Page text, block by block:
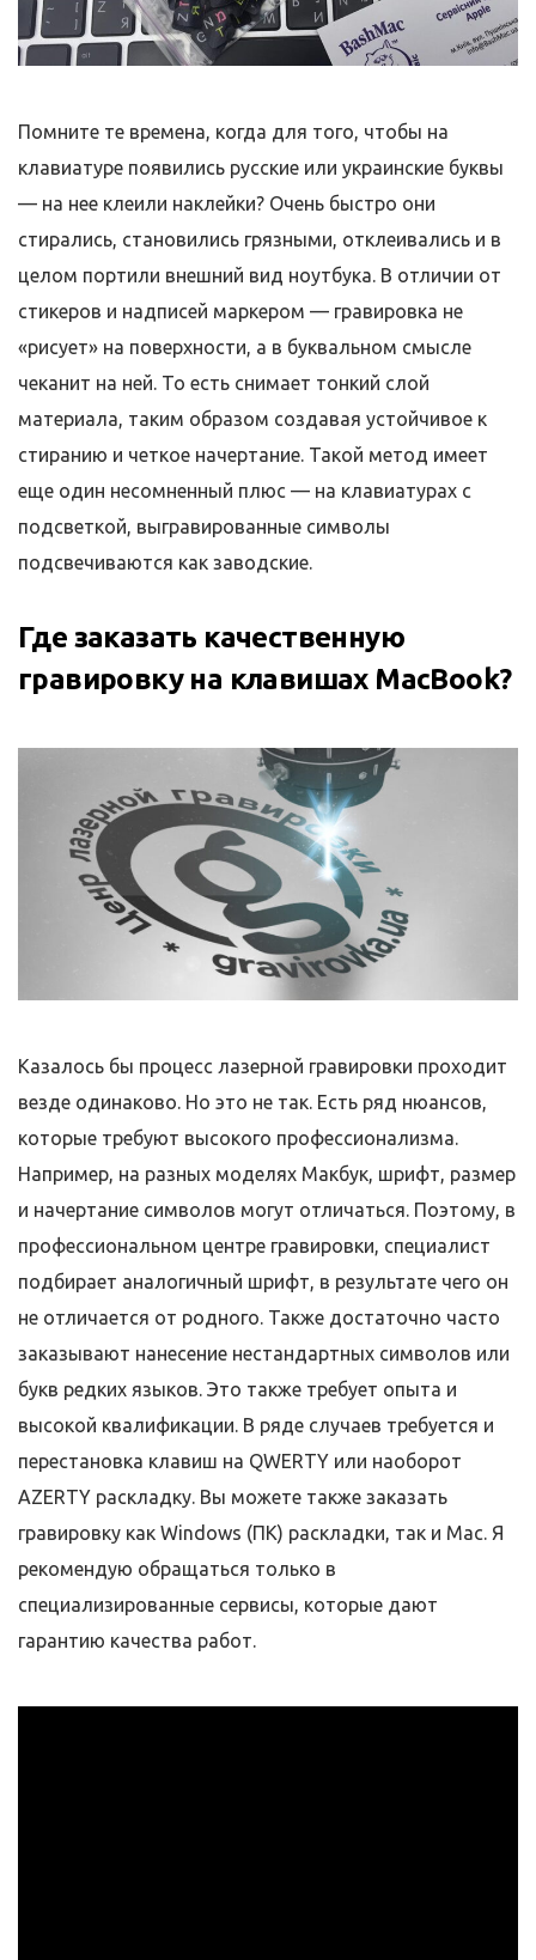
Помните те времена, когда для того, чтобы на
клавиатуре появились русские или украинские буквы
— на нее клеили наклейки? Очень быстро они
стирались, становились грязными, отклеивались и в
целом портили внешний вид ноутбука. В отличии от
стикеров и надписей маркером — гравировка не
«рисует» на поверхности, а в буквальном смысле
чеканит на ней. То есть снимает тонкий слой
материала, таким образом создавая устойчивое к
стиранию и четкое начертание. Такой метод имеет
еще один несомненный плюс — на клавиатурах с
подсветкой, выгравированные символы
подсвечиваются как заводские.
Где заказать качественную
гравировку на клавишах MacBook?
Казалось бы процесс лазерной гравировки проходит
везде одинаково. Но это не так. Есть ряд нюансов,
которые требуют высокого профессионализма.
Например, на разных моделях Макбук, шрифт, размер
и начертание символов могут отличаться. Поэтому, в
профессиональном центре гравировки, специалист
подбирает аналогичный шрифт, в результате чего он
не отличается от родного. Также достаточно часто
заказывают нанесение нестандартных символов или
букв редких языков. Это также требует опыта и
высокой квалификации. В ряде случаев требуется и
перестановка клавиш на QWERTY или наоборот
AZERTY раскладку. Вы можете также заказать
гравировку как Windows (ПК) раскладки, так и Mac. Я
рекомендую обращаться только в
специализированные сервисы, которые дают
гарантию качества работ.